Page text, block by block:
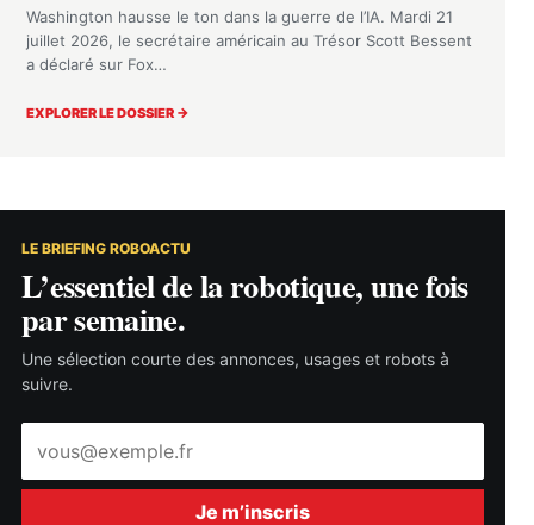
Washington hausse le ton dans la guerre de l’IA. Mardi 21
juillet 2026, le secrétaire américain au Trésor Scott Bessent
a déclaré sur Fox…
EXPLORER LE DOSSIER →
LE BRIEFING ROBOACTU
L’essentiel de la robotique, une fois
par semaine.
Une sélection courte des annonces, usages et robots à
suivre.
mail
Je m’inscris